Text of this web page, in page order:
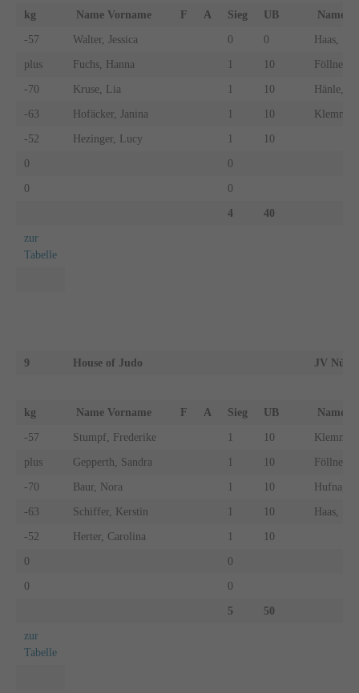
kg Name Vorname F A Sieg UB Name
-57 Walter, Jessica 0 0 Haas,
plus Fuchs, Hanna 10 Föllner,
-70 Kruse, Lia 1 10 Hänle,
-63 Hofäcker, Janina 10 Klemm,
-52 Hezinger, Lucy 1 10
0 0
0 0
4 40
zur
Tabelle
9 House of Judo JV
kg Name Vorname F A Sieg UB Name
-57 Stumpf, Frederike 1 10 Klemm,
plus Gepperth, Sandra 10 Föllner,
-70 Baur, Nora 1 10
-63 Schiffer, Kerstin 10 Haas,
-52 Herter, Carolina 1 10
0 0
0 0
5 50
zur
Tabelle